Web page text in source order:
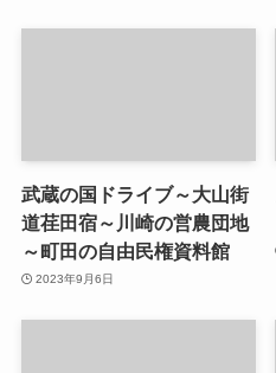
武蔵の国ドライブ～大山街
道荏田宿～川崎の営農団地
～町田の自由民権資料館
2023年9月6日